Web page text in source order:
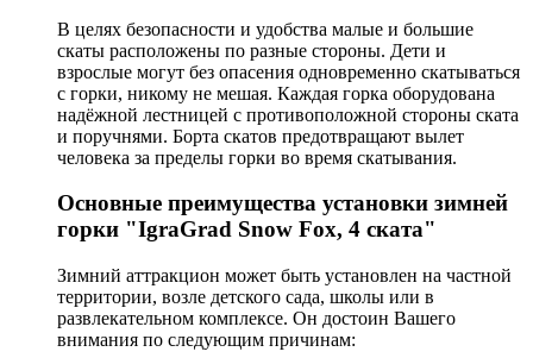
В целях безопасности и удобства малые и большие
скаты расположены по разные стороны. Дети и
взрослые могут без опасения одновременно скатываться
с горки, никому не мешая. Каждая горка оборудована
надёжной лестницей с противоположной стороны ската
и поручнями. Борта скатов предотвращают вылет
человека за пределы горки во время скатывания.
Основные преимущества установки зимней
горки "IgraGrad Snow Fox, 4 ската"
Зимний аттракцион может быть установлен на частной
территории, возле детского сада, школы или в
развлекательном комплексе. Он достоин Вашего
внимания по следующим причинам: